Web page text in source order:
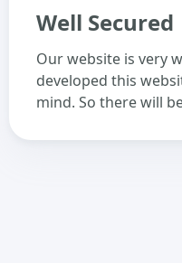
Well Secured
Our website is very
developed this
mind. So there will